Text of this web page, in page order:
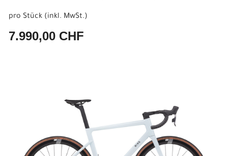
pro Stück (inkl. MwSt.)
7.990,00 CHF